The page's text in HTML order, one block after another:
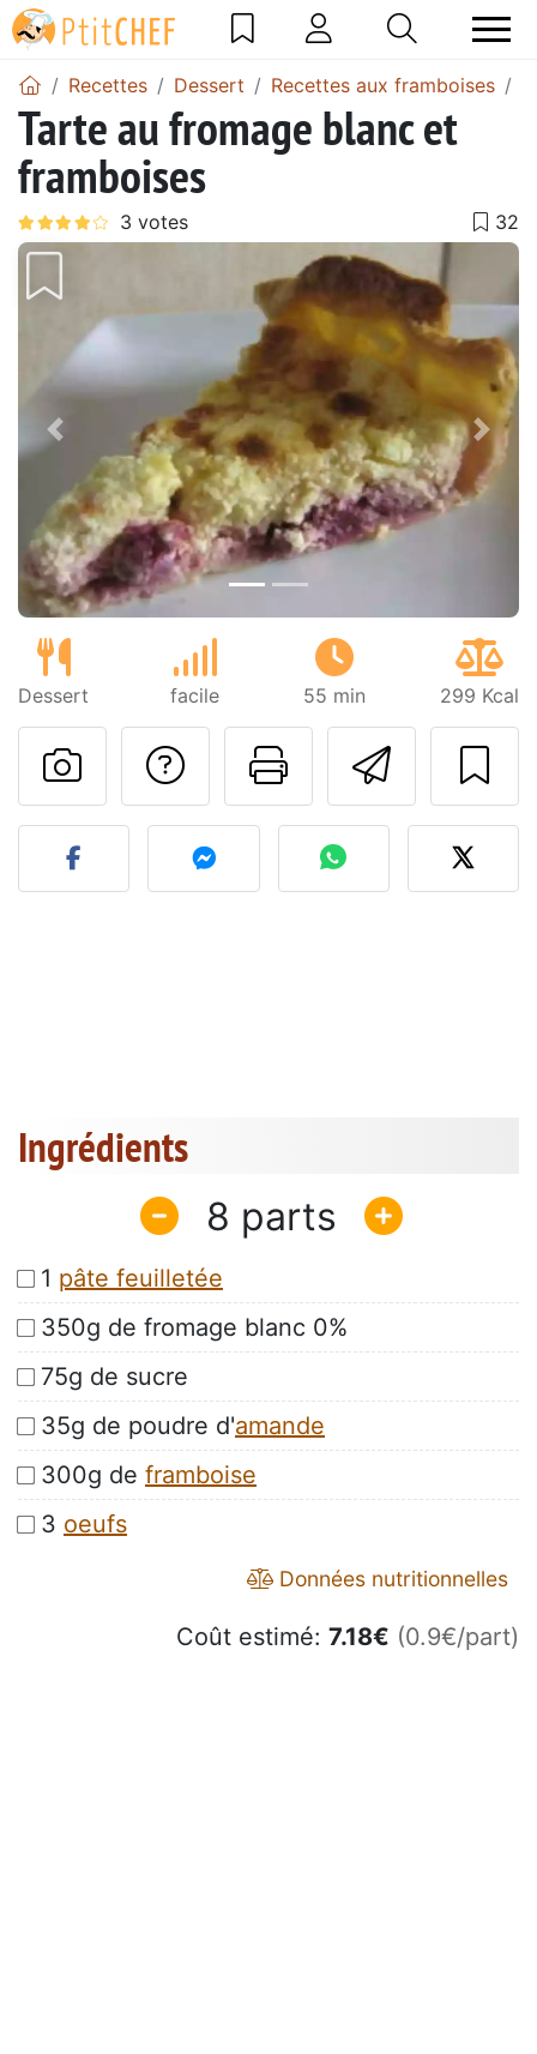
Recettes Dessert Recettes aux framboises
Tarte au fromage blanc et
framboises
Précédent
Dessert facile 55 min 299 Kcal
Imprimer
Poser une
Publier votre photo de
Ingrédients
8
1 pâte feuilletée
350g de fromage blanc 0%
75g de sucre
35g de poudre d'amande
300g de framboise
3 oeufs
Données nutritionnelles
Coût estimé: 7.18€ (0.9€/part)